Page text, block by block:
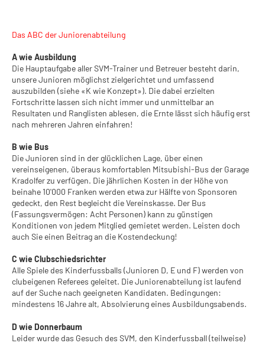
Das ABC der Juniorenabteilung
A wie Ausbildung
Die Hauptaufgabe aller SVM-Trainer und Betreuer besteht darin,
unsere Junioren möglichst zielgerichtet und umfassend
auszubilden (siehe «K wie Konzept»). Die dabei erzielten
Fortschritte lassen sich nicht immer und unmittelbar an
Resultaten und Ranglisten ablesen, die Ernte lässt sich häufig erst
nach mehreren Jahren einfahren!
B wie Bus
Die Junioren sind in der glücklichen Lage, über einen
vereinseigenen, überaus komfortablen Mitsubishi-Bus der Garage
Kradolfer zu verfügen. Die jährlichen Kosten in der Höhe von
beinahe 10'000 Franken werden etwa zur Hälfte von Sponsoren
gedeckt, den Rest begleicht die Vereinskasse. Der Bus
(Fassungsvermögen: Acht Personen) kann zu günstigen
Konditionen von jedem Mitglied gemietet werden. Leisten doch
auch Sie einen Beitrag an die Kostendeckung!
C wie Clubschiedsrichter
Alle Spiele des Kinderfussballs (Junioren D, E und F) werden von
clubeigenen Referees geleitet. Die Juniorenabteilung ist laufend
auf der Suche nach geeigneten Kandidaten. Bedingungen:
mindestens 16 Jahre alt, Absolvierung eines Ausbildungsabends.
D wie Donnerbaum
Leider wurde das Gesuch des SVM, den Kinderfussball (teilweise)